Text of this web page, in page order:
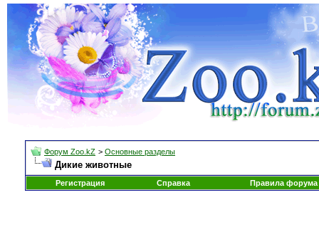
Форум Zoo.kZ > Основные разделы
Дикие животные
Регистрация Справка Правила форума